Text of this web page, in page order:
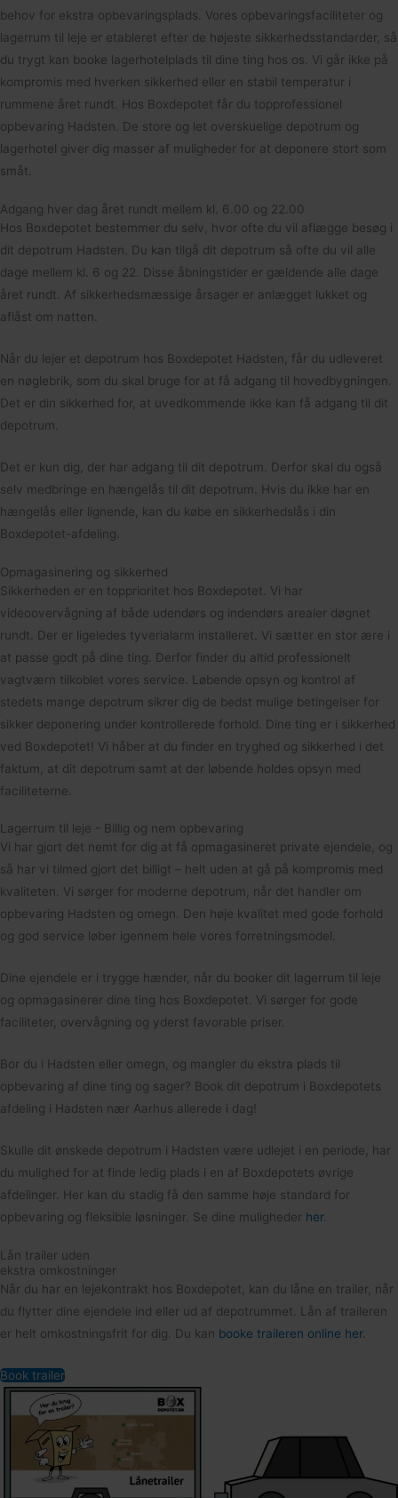
behov for ekstra opbevaringsplads. Vores opbevaringsfaciliteter og
lagerrum til leje er etableret efter de højeste sikkerhedsstandarder, så
du trygt kan booke lagerhotelplads til dine ting hos os. Vi går ikke på
kompromis med hverken sikkerhed eller en stabil temperatur i
rummene året rundt. Hos Boxdepotet får du topprofessionel
opbevaring Hadsten. De store og let overskuelige depotrum og
lagerhotel giver dig masser af muligheder for at deponere stort som
småt.
Adgang hver dag året rundt mellem kl. 6.00 og 22.00
Hos Boxdepotet bestemmer du selv, hvor ofte du vil aflægge besøg i
dit depotrum Hadsten. Du kan tilgå dit depotrum så ofte du vil alle
dage mellem kl. 6 og 22. Disse åbningstider er gældende alle dage
året rundt. Af sikkerhedsmæssige årsager er anlægget lukket og
aflåst om natten.
Når du lejer et depotrum hos Boxdepotet Hadsten, får du udleveret
en nøglebrik, som du skal bruge for at få adgang til hovedbygningen.
Det er din sikkerhed for, at uvedkommende ikke kan få adgang til dit
depotrum.
Det er kun dig, der har adgang til dit depotrum. Derfor skal du også
selv medbringe en hængelås til dit depotrum. Hvis du ikke har en
hængelås eller lignende, kan du købe en sikkerhedslås i din
Boxdepotet-afdeling.
Opmagasinering og sikkerhed
Sikkerheden er en topprioritet hos Boxdepotet. Vi har
videoovervågning af både udendørs og indendørs arealer døgnet
rundt. Der er ligeledes tyverialarm installeret. Vi sætter en stor ære i
at passe godt på dine ting. Derfor finder du altid professionelt
vagtværn tilkoblet vores service. Løbende opsyn og kontrol af
stedets mange depotrum sikrer dig de bedst mulige betingelser for
sikker deponering under kontrollerede forhold. Dine ting er i sikkerhed
ved Boxdepotet! Vi håber at du finder en tryghed og sikkerhed i det
faktum, at dit depotrum samt at der løbende holdes opsyn med
faciliteterne.
Lagerrum til leje - Billig og nem opbevaring
Vi har gjort det nemt for dig at få opmagasineret private ejendele, og
så har vi tilmed gjort det billigt – helt uden at gå på kompromis med
kvaliteten. Vi sørger for moderne depotrum, når det handler om
opbevaring Hadsten og omegn. Den høje kvalitet med gode forhold
og god service løber igennem hele vores forretningsmodel.
Dine ejendele er i trygge hænder, når du booker dit lagerrum til leje
og opmagasinerer dine ting hos Boxdepotet. Vi sørger for gode
faciliteter, overvågning og yderst favorable priser.
Bor du i Hadsten eller omegn, og mangler du ekstra plads til
opbevaring af dine ting og sager? Book dit depotrum i Boxdepotets
afdeling i Hadsten nær Aarhus allerede i dag!
Skulle dit ønskede depotrum i Hadsten være udlejet i en periode, har
du mulighed for at finde ledig plads i en af Boxdepotets øvrige
afdelinger. Her kan du stadig få den samme høje standard for
opbevaring og fleksible løsninger. Se dine muligheder her.
Lån trailer uden
ekstra omkostninger
Når du har en lejekontrakt hos Boxdepotet, kan du låne en trailer, når
du flytter dine ejendele ind eller ud af depotrummet. Lån af traileren
er helt omkostningsfrit for dig. Du kan booke traileren online her.
Book trailer